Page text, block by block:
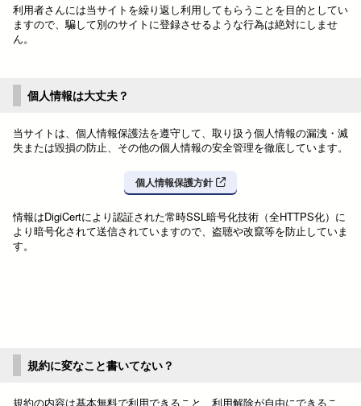
利用者さんには当サイトを繰り返し利用してもらうことを目的としてい
ますので、騙して別のサイトに登録させるような行為は絶対にしませ
ん。
個人情報は大丈夫？
当サイトは、個人情報保護法を遵守して、取り扱う個人情報の漏洩・滅
失または毀損の防止、その他の個人情報の安全管理を徹底しています。
個人情報保護方針
情報はDigiCertにより認証された常時SSL暗号化技術（全HTTPS化）に
より暗号化されて送信されていますので、盗聴や改竄等を防止していま
す。
規約に変なこと書いてない？
規約の内容は基本無料で利用できること、利用解除が自由にできるこ